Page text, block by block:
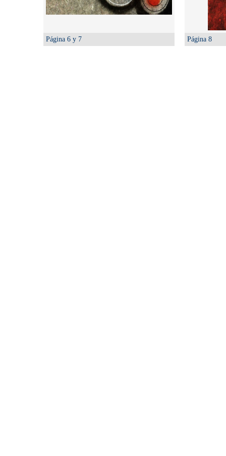
Página 6 y 7 Página 8